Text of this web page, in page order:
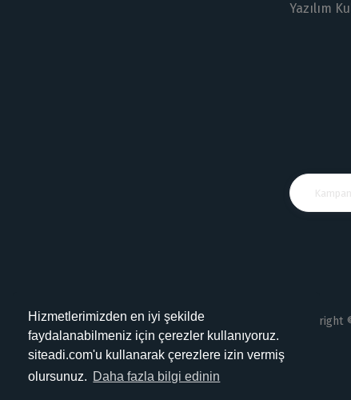
Hizmetlerimizden en iyi şekilde
faydalanabilmeniz için çerezler kullanıyoruz.
siteadi.com'u kullanarak çerezlere izin vermiş
olursunuz. Daha fazla bilgi edinin
Yazılım
Copyright